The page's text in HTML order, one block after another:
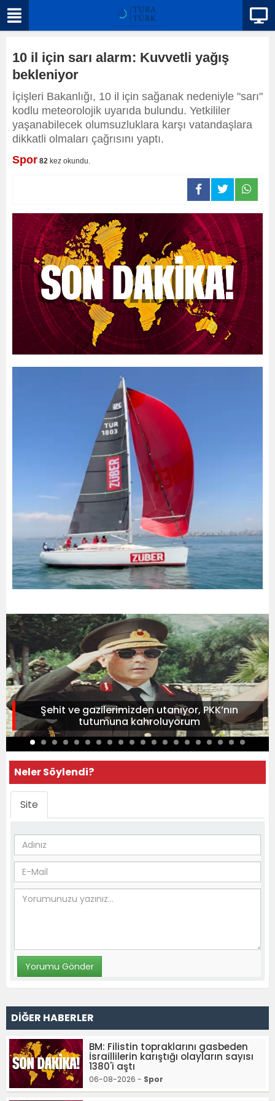
10 il için sarı alarm: Kuvvetli yağış
bekleniyor
İçişleri Bakanlığı, 10 il için sağanak nedeniyle "sarı"
kodlu meteorolojik uyarıda bulundu. Yetkililer
yaşanabilecek olumsuzluklara karşı vatandaşlara
dikkatli olmaları çağrısını yaptı.
Spor 82 kez okundu.
Şehit ve gazilerimizden utanıyor, PKK’nın
tutumuna kahroluyorum
Neler Söylendi?
Site
DİĞER HABERLER
BM: Filistin topraklarını gasbeden
İsraillilerin karıştığı olayların sayısı
1380'i aştı
06-08-2026 - Spor